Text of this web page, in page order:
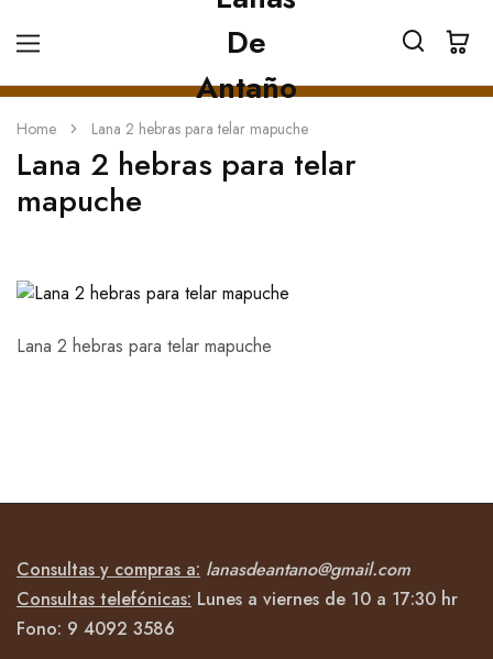
Home Lana 2 hebras para telar mapuche
Lana 2 hebras para telar
mapuche
Lana 2 hebras para telar mapuche
Consultas y compras a: lanasdeantano@gmail.com
Consultas telefónicas: Lunes a viernes de 10 a 17:30 hr
Fono: 9 4092 3586